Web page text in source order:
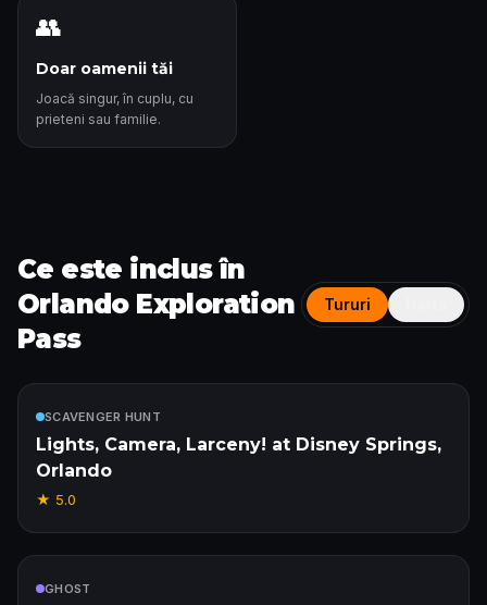
👥
Doar oamenii tăi
Joacă singur, în cuplu, cu
prieteni sau familie.
Ce este inclus în
Orlando Exploration
Pass
Tururi
SCAVENGER HUNT
Lights, Camera, Larceny! at Disney Springs,
Orlando
★ 5.0
GHOST